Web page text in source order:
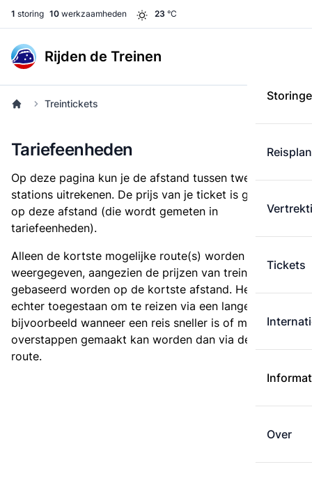
1 storing 10 werkzaamheden 23 °C
Rijden de Treinen
Tickets
Over
Treintickets
Tariefeenheden
Op deze pagina kun je de afstand tussen twee
stations uitrekenen. De prijs van je ticket is gebaseerd
op deze afstand (die wordt gemeten in
tariefeenheden).
Alleen de kortste mogelijke route(s) worden
weergegeven, aangezien de prijzen van treintickets
gebaseerd worden op de kortste afstand. Het is
echter toegestaan om te reizen via een langere route,
bijvoorbeeld wanneer een reis sneller is of met minder
overstappen gemaakt kan worden dan via de kortste
route.